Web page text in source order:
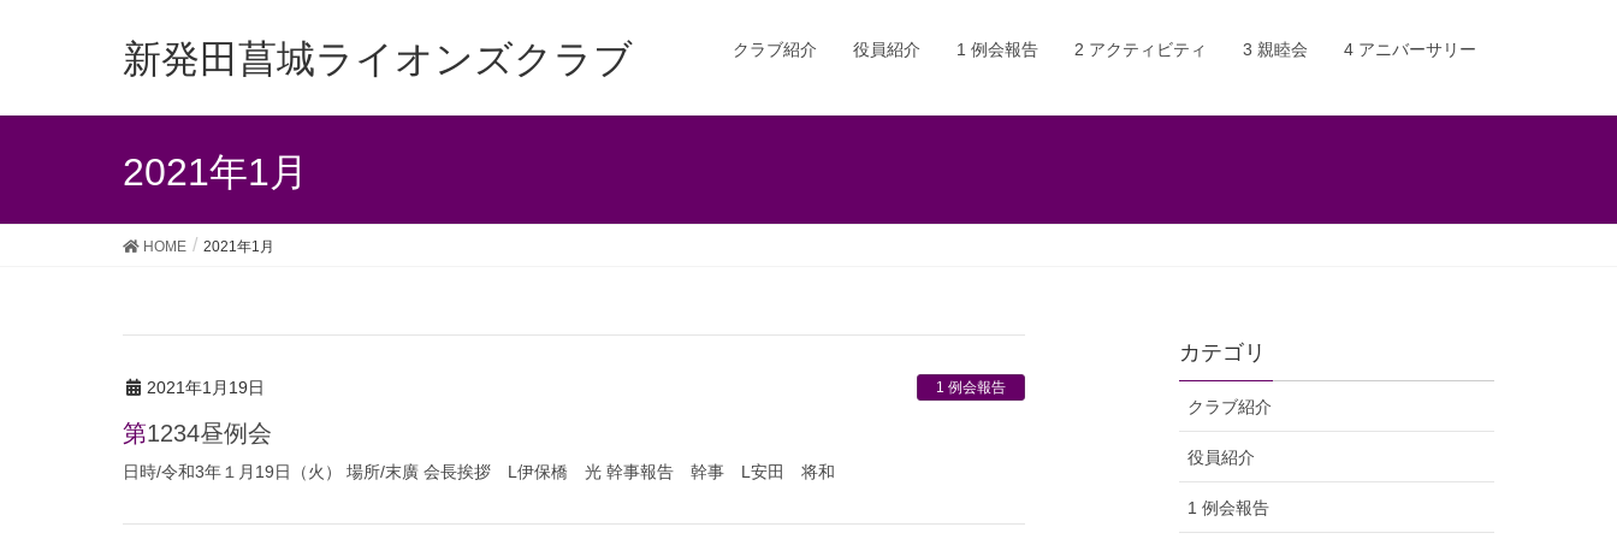
新発田菖城ライオンズクラブ クラブ紹介 役員紹介 1 例会報告 2 アクティビティ 3 親睦会 4 アニバーサリー
2021年1月
HOME 2021年1月
2021年1月19日 1 例会報告
第1234昼例会
日時/令和3年１月19日（火） 場所/末廣 会長挨拶 L伊保橋 光 幹事報告 幹事 L安田 将和
カテゴリ
クラブ紹介
役員紹介
1 例会報告